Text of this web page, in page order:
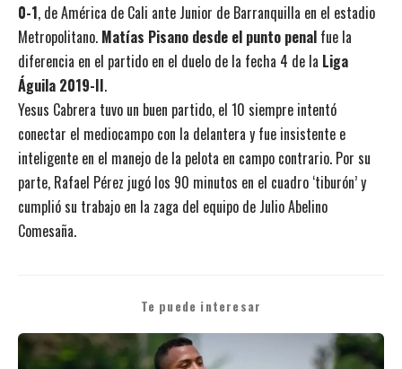
0-1, de América de Cali ante Junior de Barranquilla en el estadio
Metropolitano. Matías Pisano desde el punto penal fue la
diferencia en el partido en el duelo de la fecha 4 de la Liga
Águila 2019-II.
Yesus Cabrera tuvo un buen partido, el 10 siempre intentó
conectar el mediocampo con la delantera y fue insistente e
inteligente en el manejo de la pelota en campo contrario. Por su
parte, Rafael Pérez jugó los 90 minutos en el cuadro ‘tiburón’ y
cumplió su trabajo en la zaga del equipo de Julio Abelino
Comesaña.
Te puede interesar